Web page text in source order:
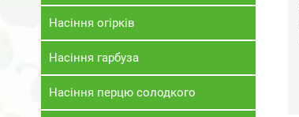
Насіння огірків
Насіння гарбуза
Насіння перцю солодкого